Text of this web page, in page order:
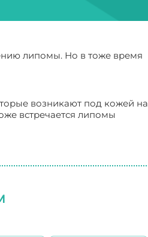
липомы. Но в тоже время
возникают под кожей на
встречается липомы